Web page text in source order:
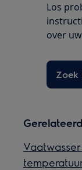
Los
over
Zoek